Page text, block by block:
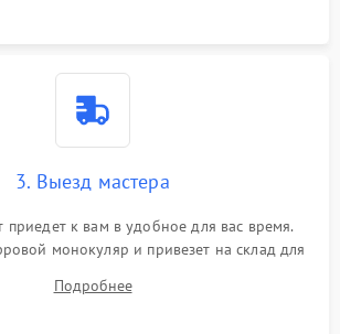
3. Выезд мастера
приедет к вам в удобное для вас время.
монокуляр и привезет на склад для
Подробнее